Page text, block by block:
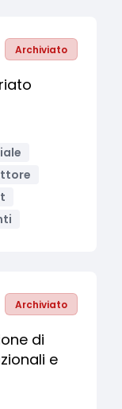
Archiviato
Archiviato
di
e